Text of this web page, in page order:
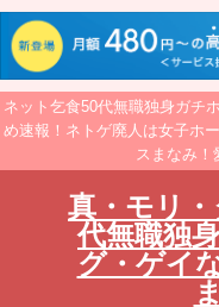
ネット乞食50代無職独身ガチ
め速報！ネトゲ廃人は女子ホ
スまなみ！
真・モリ
代無職独
グ・ゲイ